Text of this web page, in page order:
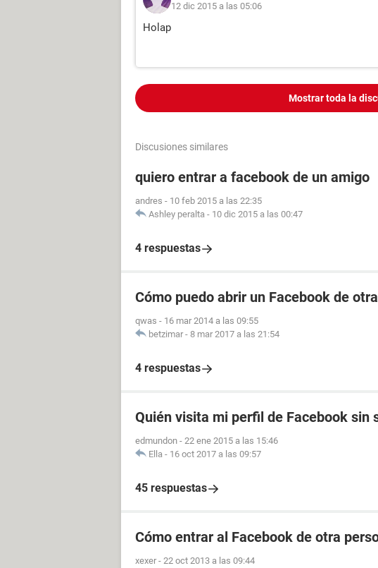
12 dic 2015 a las 05:06
Holap
Mostrar toda la
Discusiones similares
quiero entrar a facebook de un amigo
andres - 10 feb 2015 a las 22:35
Ashley peralta - 10 dic 2015 a las 00:47
4 respuestas
Cómo puedo abrir un Facebook de
qwas - 16 mar 2014 a las 09:55
betzimar - 8 mar 2017 a las 21:54
4 respuestas
Quién visita mi perfil de Facebook sin
edmundon - 22 ene 2015 a las 15:46
Ella - 16 oct 2017 a las 09:57
45 respuestas
Cómo entrar al Facebook de otra
xexer - 22 oct 2013 a las 09:44